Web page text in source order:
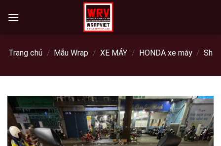
Trang chủ / Mẫu Wrap / XE MÁY / HONDA xe máy / Sh